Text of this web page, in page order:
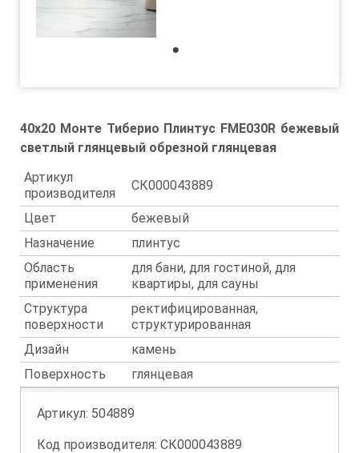
40x20 Монте Тиберио Плинтус FME030R бежевый
светлый глянцевый обрезной глянцевая
Артикул
производителя
СК000043889
Цвет
бежевый
Назначение
плинтус
Область
применения
для бани, для гостиной, для
квартиры, для сауны
Структура
поверхности
ректифицированная,
структурированная
Дизайн
камень
Поверхность
глянцевая
Артикул: 504889
Код производителя: СК000043889